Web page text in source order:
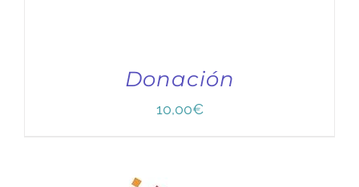
Donación
10,00€